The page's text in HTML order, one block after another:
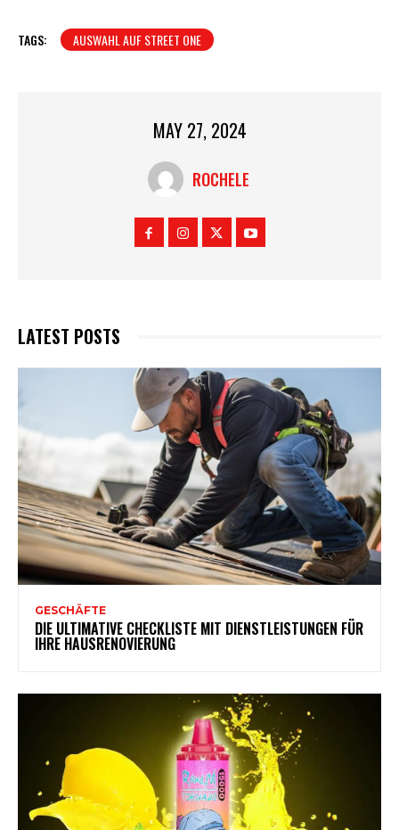
TAGS: AUSWAHL AUF STREET ONE
MAY 27, 2024
ROCHELE
LATEST POSTS
GESCHÄFTE
DIE ULTIMATIVE CHECKLISTE MIT DIENSTLEISTUNGEN FÜR
IHRE HAUSRENOVIERUNG